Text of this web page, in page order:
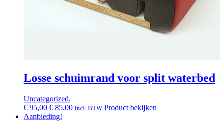
Losse schuimrand voor split waterbed
Uncategorized,
€95,00 Oorspronkelijke
prijs
€ 85,00Huidige
incl. BTW Product bekijken
Aanbieding!